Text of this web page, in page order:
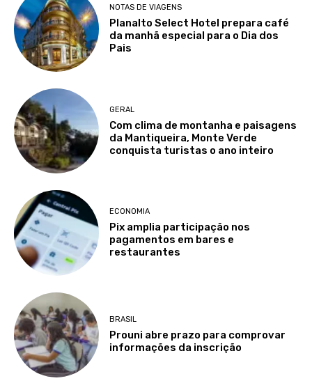
NOTAS DE VIAGENS
Planalto Select Hotel prepara café
da manhã especial para o Dia dos
Pais
GERAL
Com clima de montanha e paisagens
da Mantiqueira, Monte Verde
conquista turistas o ano inteiro
ECONOMIA
Pix amplia participação nos
pagamentos em bares e
restaurantes
BRASIL
Prouni abre prazo para comprovar
informações da inscrição